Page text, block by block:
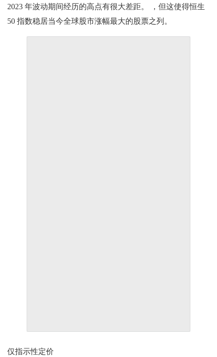
2023 年波动期间经历的高点有很大差距。 ，但这使得恒生
50 指数稳居当今全球股市涨幅最大的股票之列。
仅指示性定价